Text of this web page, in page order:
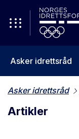
Asker idrettsråd
Asker idrettsråd
Artikler